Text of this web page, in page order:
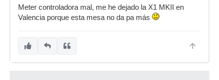
Meter controladora mal, me he dejado la X1 MKII en
Valencia porque esta mesa no da pa más